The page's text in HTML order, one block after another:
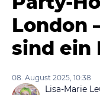
London
sind ein
08. August 2025, 10:38
Lisa-Marie